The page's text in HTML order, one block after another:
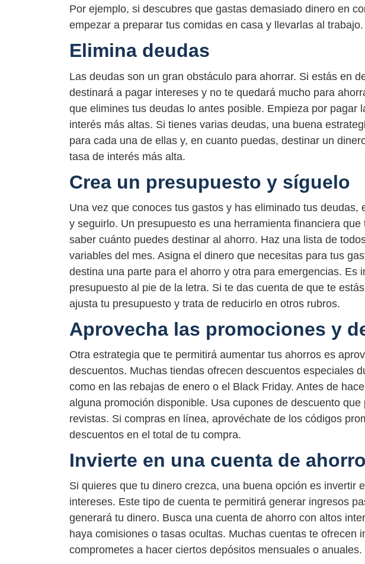
Por ejemplo, si descubres que gastas demasiado dinero en
empezar a preparar tus comidas en casa y llevarlas al trabajo.
Elimina deudas
Las deudas son un gran obstáculo para ahorrar. Si estás en
destinará a pagar intereses y no te quedará mucho para
que elimines tus deudas lo antes posible. Empieza por pagar
interés más altas. Si tienes varias deudas, una buena
para cada una de ellas y, en cuanto puedas, destinar un
tasa de interés más alta.
Crea un presupuesto y síguelo
Una vez que conoces tus gastos y has eliminado tus deudas,
y seguirlo. Un presupuesto es una herramienta financiera
saber cuánto puedes destinar al ahorro. Haz una lista de
variables del mes. Asigna el dinero que necesitas para tus
destina una parte para el ahorro y otra para emergencias. Es
presupuesto al pie de la letra. Si te das cuenta de que te
ajusta tu presupuesto y trata de reducirlo en otros rubros.
Aprovecha las promociones y
Otra estrategia que te permitirá aumentar tus ahorros es
descuentos. Muchas tiendas ofrecen descuentos especiales
como en las rebajas de enero o el Black Friday. Antes de
alguna promoción disponible. Usa cupones de descuento
revistas. Si compras en línea, aprovéchate de los códigos
descuentos en el total de tu compra.
Invierte en una cuenta de
Si quieres que tu dinero crezca, una buena opción es invertir
intereses. Este tipo de cuenta te permitirá generar ingresos
generará tu dinero. Busca una cuenta de ahorro con altos
haya comisiones o tasas ocultas. Muchas cuentas te ofrecen
comprometes a hacer ciertos depósitos mensuales o anuales.